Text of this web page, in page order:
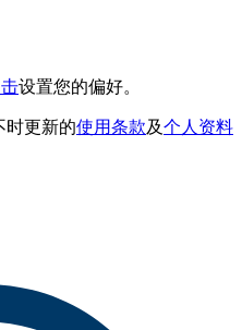
设置您的偏好。
时更新的使用条款及个人资料